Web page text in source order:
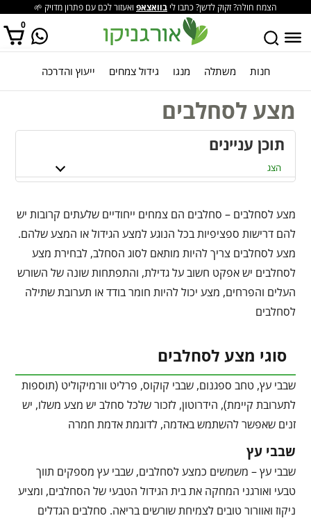
הצמח חולה? זקוק לדשן? כתבו לי בוואצאפ ואעזור לכם עם פתרון מדויק 🌱
0
אין מוצרים בסל הקניות. חנות משתלה מנגו גידול צמחים ייעוץ והדרכה
מצע לסחלבים
תוכן עניינים
הצג
מצע לסחלבים – סחלבים הם צמחים ייחודיים שלעתים קרובות יש
להם דרישות ספציפיות בכל הנוגע למצע הגידול או המצע שלהם.
מצע לסחלבים צריך להיות מותאם לסוג הסחלב, לבחירת מצע
לסחלבים יש אפקט חשוב על גדילת, והתפתחות שונה של השורש
העלים והפרחים, מצע יכול להיות חומר בודד או תערובת שתילה
לסחלבים
סוגי מצע לסחלבים
שבבי עץ, טחב ספגנום, שבבי קוקוס, פרליט וורמיקוליט (תוספות
לתערובת קיימת), הידרוטון, לזכור שלכל סחלב יש מצע משלו, יש
זנים שאפשר להשתמש באדמה, לדוגמת אדמת חמרה
שבבי עץ
שבבי עץ – משמשים כמצע לסחלבים, שבבי עץ מספקים תווך
טבעי ואורגני המחקה את בית הגידול הטבעי של הסחלבים, ומציע
ניקוז ואוורור טובים לצמיחת שורשים בריאה. סחלבים הגדלים